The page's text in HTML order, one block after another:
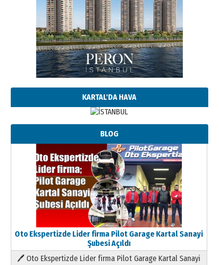
KARTAL'DA HAVA
BLOG
Oto Ekspertizde Lider firma Pilot Garage Kartal Sanayi
Şubesi Açıldı
🖊 Oto Ekspertizde Lider firma Pilot Garage Kartal Sanayi